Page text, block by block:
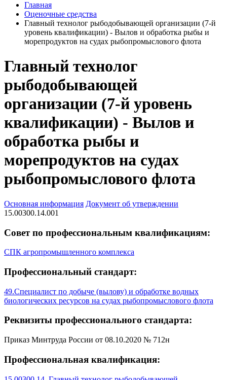
Главная
Оценочные средства
Главный технолог рыбодобывающей организации (7-й
уровень квалификации) - Вылов и обработка рыбы и
морепродуктов на судах рыбопромыслового флота
Главный технолог
рыбодобывающей
организации (7-й уровень
квалификации) - Вылов и
обработка рыбы и
морепродуктов на судах
рыбопромыслового флота
Основная информация Документ об утверждении
15.00300.14.001
Совет по профессиональным квалификациям:
СПК агропромышленного комплекса
Профессиональный стандарт:
49.Специалист по добыче (вылову) и обработке водных
биологических ресурсов на судах рыбопромыслового флота
Реквизиты профессионального стандарта:
Приказ Минтруда России от 08.10.2020 № 712н
Профессиональная квалификация: